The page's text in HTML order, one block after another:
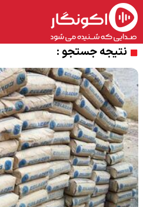
نتیجه جستجو :